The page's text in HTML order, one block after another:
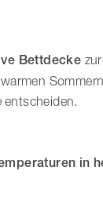
Bettdecke
entscheiden.
in